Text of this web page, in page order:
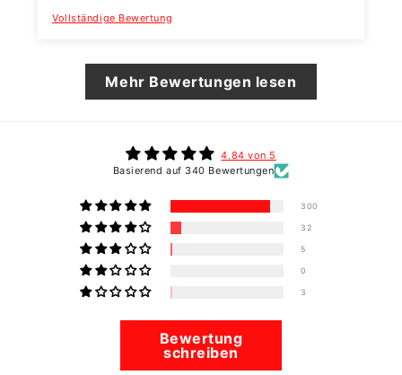
Vollständige Bewertung
Mehr Bewertungen lesen
4.84 von 5
Basierend auf 340 Bewertungen
300
32
5
0
3
Bewertung
schreiben